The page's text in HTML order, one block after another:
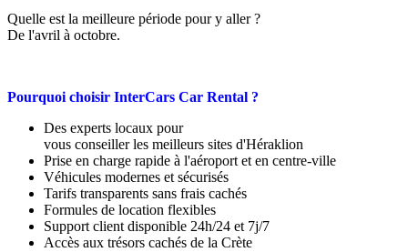
Quelle est la meilleure période pour y aller ?
De l'avril à octobre.
Pourquoi choisir InterCars Car Rental ?
Des experts locaux pour
vous conseiller les meilleurs sites d'Héraklion
Prise en charge rapide à l'aéroport et en centre-ville
Véhicules modernes et sécurisés
Tarifs transparents sans frais cachés
Formules de location flexibles
Support client disponible 24h/24 et 7j/7
Accès aux trésors cachés de la Crète